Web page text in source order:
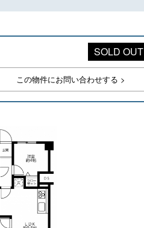
SOLD OUT
この物件にお問い合わせする >